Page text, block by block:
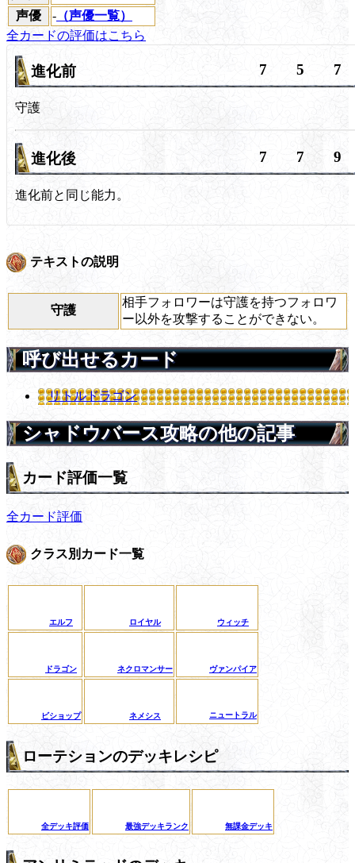
声優
- （声優一覧）
全カードの評価はこちら
進化前 7 5 7
守護
進化後 7 7 9
進化前と同じ能力。
テキストの説明
守護
相手フォロワーは守護を持つフォロワ
ー以外を攻撃することができない。
呼び出せるカード
リトルドラゴン
シャドウバース攻略の他の記事
カード評価一覧
全カード評価
クラス別カード一覧
エルフ ロイヤル ウィッチ
ドラゴン ネクロマンサー ヴァンパイア
ビショップ ネメシス ニュートラル
ローテションのデッキレシピ
全デッキ評価 最強デッキランク 無課金デッキ